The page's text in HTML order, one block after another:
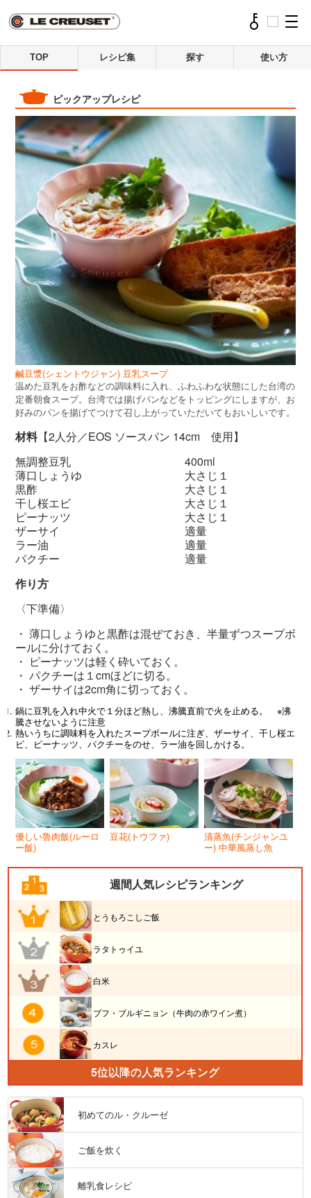
TOP レシピ集 探す 使い方
ピックアップレシピ
鹹豆漿(シェントウジャン) 豆乳スープ
温めた豆乳をお酢などの調味料に入れ、ふわふわな状態にした台湾の
定番朝食スープ。台湾では揚げパンなどをトッピングにしますが、お
好みのパンを揚げてつけて召し上がっていただいてもおいしいです。
材料【2人分／EOS ソースパン 14cm 使用】
無調整豆乳 400ml
薄口しょうゆ 大さじ１
黒酢 大さじ１
干し桜エビ 大さじ１
ピーナッツ 大さじ１
ザーサイ 適量
ラー油 適量
パクチー 適量
作り方
〈下準備〉
・ 薄口しょうゆと黒酢は混ぜておき、半量ずつスープボ
ールに分けておく。
・ ピーナッツは軽く砕いておく。
・ パクチーは１cmほどに切る。
・ ザーサイは2cm角に切っておく。
鍋に豆乳を入れ中火で１分ほど熱し、沸騰直前で火を止める。 ※沸
騰させないように注意
熱いうちに調味料を入れたスープボールに注ぎ、ザーサイ、干し桜エ
ビ、ピーナッツ、パクチーをのせ、ラー油を回しかける。
優しい魯肉飯(ルーロ
ー飯)
豆花(トウファ)
清蒸魚(チンジャンユ
ー) 中華風蒸し魚
週間人気レシピランキング
とうもろこしご飯
ラタトゥイユ
白米
ブフ・ブルギニョン（牛肉の赤ワイン煮）
カスレ
5位以降の人気ランキング
初めてのル・クルーゼ
ご飯を炊く
離乳食レシピ